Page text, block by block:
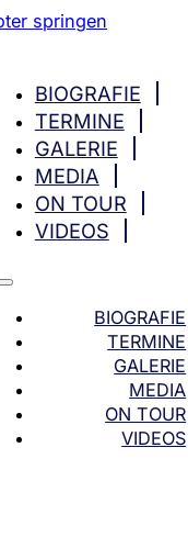
springen
BIOGRAFIE
TERMINE
GALERIE
MEDIA
ON TOUR
VIDEOS
BIOGRAFIE
TERMINE
GALERIE
MEDIA
ON TOUR
VIDEOS